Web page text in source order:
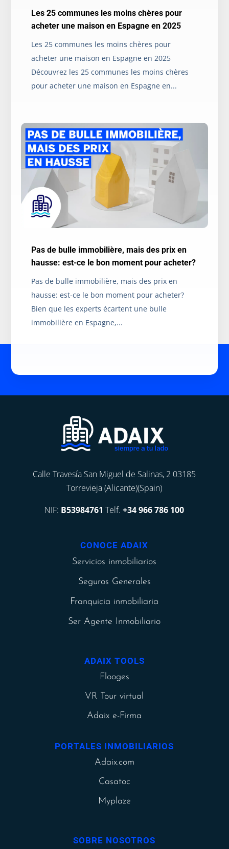
Les 25 communes les moins chères pour
acheter une maison en Espagne en 2025
Les 25 communes les moins chères pour
acheter une maison en Espagne en 2025
Découvrez les 25 communes les moins chères
pour acheter une maison en Espagne en...
Pas de bulle immobilière, mais des prix en
hausse: est-ce le bon moment pour acheter?
Pas de bulle immobilière, mais des prix en
hausse: est-ce le bon moment pour acheter?
Bien que les experts écartent une bulle
immobilière en Espagne,...
Calle Travesía San Miguel de Salinas, 2 03185
Torrevieja (Alicante)(Spain)
NIF: B53984761 Telf.+34 966 786 100
CONOCE ADAIX
Servicios inmobiliarios
Seguros Generales
Franquicia inmobiliaria
Ser Agente Inmobiliario
ADAIX TOOLS
Flooges
VR Tour virtual
Adaix e-Firma
PORTALES INMOBILIARIOS
Adaix.com
Casatoc
Myplaze
SOBRE NOSOTROS